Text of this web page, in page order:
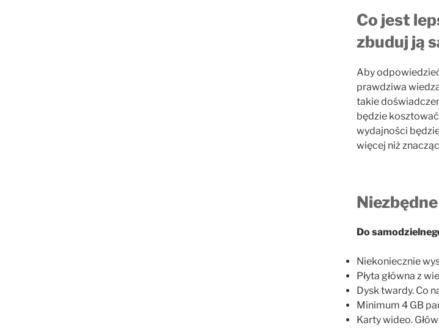
Co jest
zbuduj ją
Aby
prawdziwa
takie
będzie
wydajności
więcej niż
Do
Niekoniecznie
Płyta główna z
Dysk twardy. Co
Minimum 4 GB
Karty wideo.